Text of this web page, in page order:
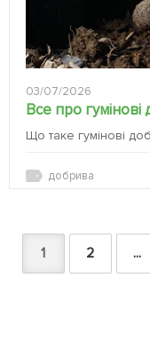
03/07/2026
Все про
Що таке гумінові
добрива
1 2 ...